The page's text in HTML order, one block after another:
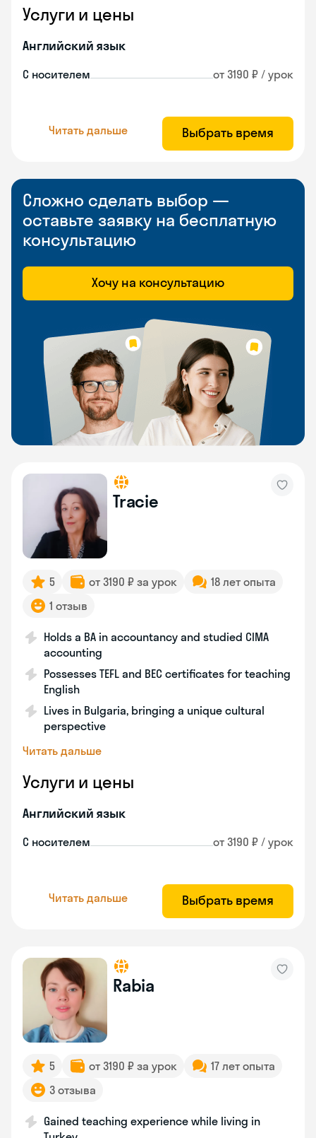
Услуги и цены
Английский язык
С носителем от 3190 ₽ / урок
Читать дальше Выбрать время
Сложно сделать выбор —
оставьте заявку на бесплатную
консультацию
Хочу на консультацию
Tracie
5 от 3190 ₽ за урок
18 лет опыта
1 отзыв
Holds a BA in accountancy and studied CIMA
accounting
Possesses TEFL and BEC certificates for teaching
English
Lives in Bulgaria, bringing a unique cultural
perspective
Читать дальше
Услуги и цены
Английский язык
С носителем от 3190 ₽ / урок
Читать дальше Выбрать время
Rabia
5 от 3190 ₽ за урок
17 лет опыта
3 отзыва
Gained teaching experience while living in